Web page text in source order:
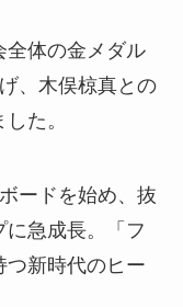
全体の金メダル
、木俣椋真との
た。
ードを始め、抜
急成長。「フ
つ新時代のヒー